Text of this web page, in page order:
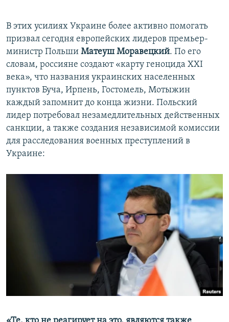
В этих усилиях Украине более активно помогать
призвал сегодня европейских лидеров премьер-
министр Польши Матеуш Моравецкий. По его
словам, россияне создают «карту геноцида XXI
века», что названия украинских населенных
пунктов Буча, Ирпень, Гостомель, Мотыжин
каждый запомнит до конца жизни. Польский
лидер потребовал незамедлительных действенных
санкции, а также создания независимой комиссии
для расследования военных преступлений в
Украине: